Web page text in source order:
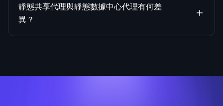
靜態共享代理與靜態數據中心代理有何差
異？